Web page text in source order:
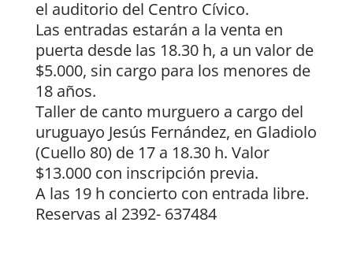
el auditorio del Centro Cívico.
Las entradas estarán a la venta en
puerta desde las 18.30 h, a un valor de
$5.000, sin cargo para los menores de
18 años.
Taller de canto murguero a cargo del
uruguayo Jesús Fernández, en Gladiolo
(Cuello 80) de 17 a 18.30 h. Valor
$13.000 con inscripción previa.
A las 19 h concierto con entrada libre.
Reservas al 2392- 637484